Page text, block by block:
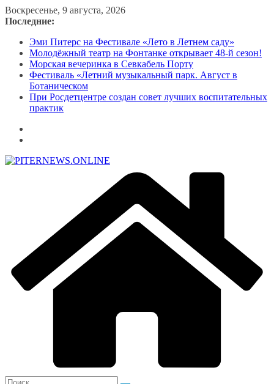
Перейти
к
Воскресенье, 9 августа, 2026
Последние:
Эми Питерс на Фестивале «Лето в Летнем саду»
Молодёжный театр на Фонтанке открывает 48-й сезон!
Морская вечеринка в Севкабель Порту
Фестиваль «Летний музыкальный парк. Август в
Ботаническом
При Росдетцентре создан совет лучших воспитательных
практик